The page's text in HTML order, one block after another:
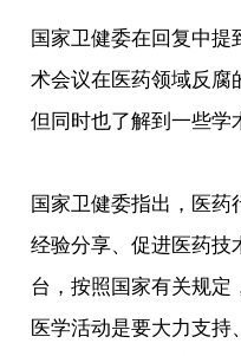
国家卫健委在回复中提
术会议在医药领域反腐
但同时也了解到一些学
国家卫健委指出，医药
经验分享、促进医药技
台，按照国家有关规定
医学活动是要大力支持